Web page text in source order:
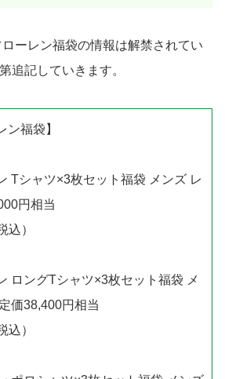
ーレン福袋の情報は解禁されてい
追記していきます。
ン福袋】
Tシャツ×3枚セット福袋 メンズ レ
円相当
込）
ロングTシャツ×3枚セット福袋 メ
価38,400円相当
込）